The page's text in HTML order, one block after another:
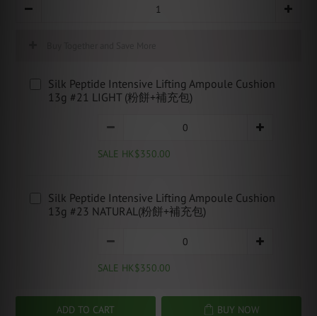
Silk Peptide Intensive Lifting Ampoule Cushion
13g #21 LIGHT (粉餅+補充包)
SALE HK$350.00
Silk Peptide Intensive Lifting Ampoule Cushion
13g #23 NATURAL(粉餅+補充包)
SALE HK$350.00
ADD TO CART BUY NOW